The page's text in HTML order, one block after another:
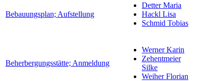
Bebauungsplan; Aufstellung
Detter Maria
Hackl Lisa
Schmid Tobias
Beherbergungsstätte; Anmeldung
Werner Karin
Zehentmeier
Silke
Weiher Florian